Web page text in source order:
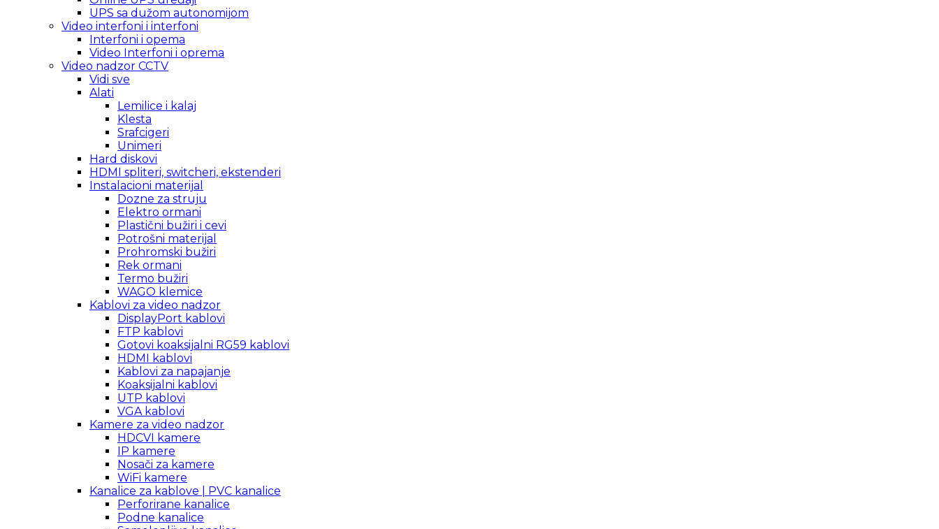
UPS sa dužom autonomijom
Video interfoni i interfoni
Interfoni i opema
Video Interfoni i oprema
Video nadzor CCTV
Vidi sve
Alati
Lemilice i kalaj
Klesta
Srafcigeri
Unimeri
Hard diskovi
HDMI spliteri, switcheri, ekstenderi
Instalacioni materijal
Dozne za struju
Elektro ormani
Plastični bužiri i cevi
Potrošni materijal
Prohromski bužiri
Rek ormani
Termo bužiri
WAGO klemice
Kablovi za video nadzor
DisplayPort kablovi
FTP kablovi
Gotovi koaksijalni RG59 kablovi
HDMI kablovi
Kablovi za napajanje
Koaksijalni kablovi
UTP kablovi
VGA kablovi
Kamere za video nadzor
HDCVI kamere
IP kamere
Nosači za kamere
WiFi kamere
Kanalice za kablove | PVC kanalice
Perforirane kanalice
Podne kanalice